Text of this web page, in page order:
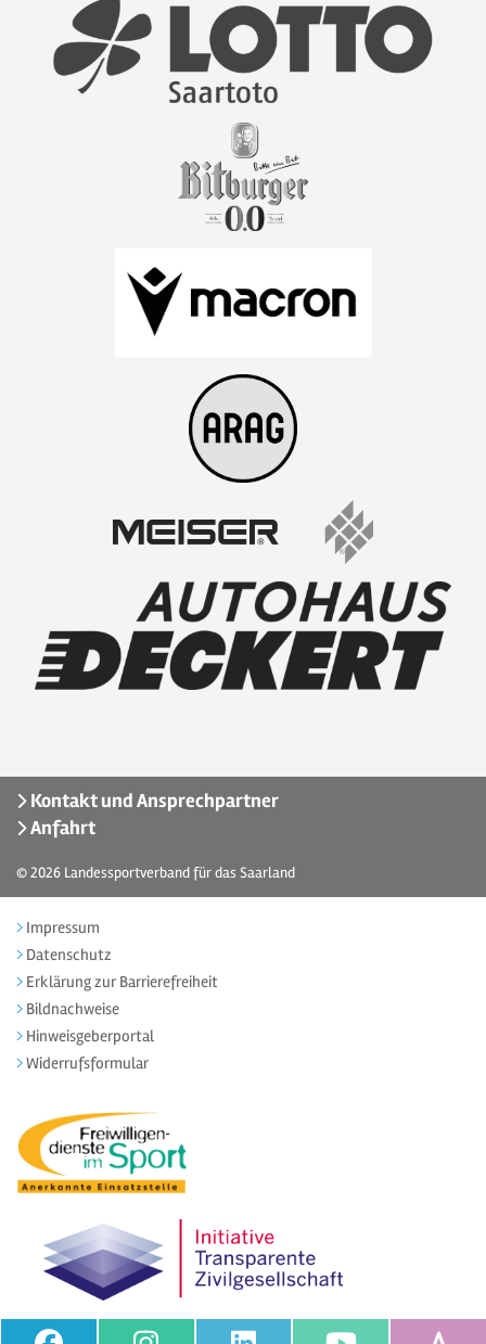
Kontakt und Ansprechpartner
Anfahrt
© 2026 Landessportverband für das Saarland
Impressum
Datenschutz
Erklärung zur Barrierefreiheit
Bildnachweise
Hinweisgeberportal
Widerrufsformular